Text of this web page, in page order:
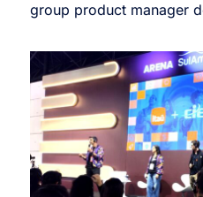
group product manager